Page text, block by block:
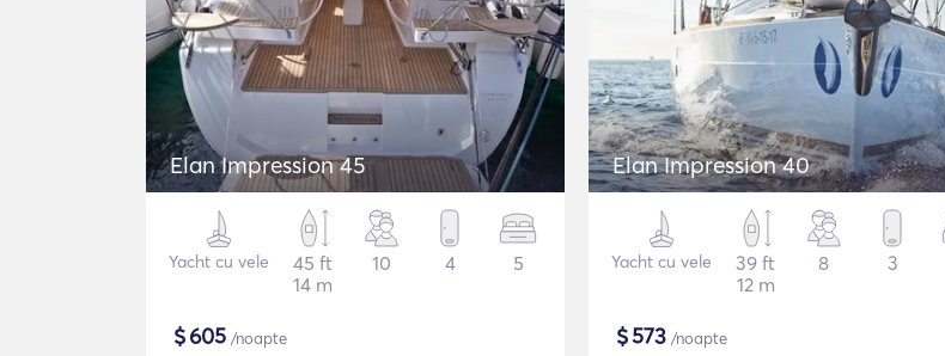
Elan Impression 45
Yacht cu vele
45 ft
14 m
10 4 5
$605 /noapte
Elan Impression 40
Yacht cu vele
39 ft
12 m
8 3
$573 /noapte